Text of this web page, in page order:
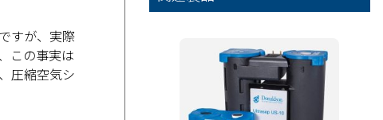
すが、実際
この事実は
圧縮空気シ